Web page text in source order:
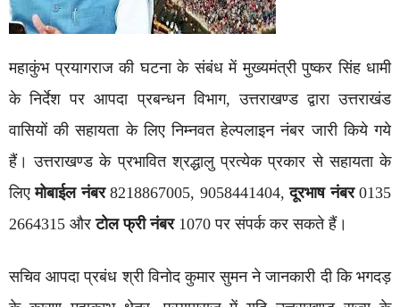
महाकुंभ प्रयागराज की घटना के संबंध में मुख्यमंत्री पुष्कर सिंह धामी
के निर्देश पर आपदा प्रबन्धन विभाग, उत्तराखण्ड द्वारा उत्तराखंड
वासियों की सहायता के लिए निम्नवत हेल्पलाइन नंबर जारी किये गये
हैं। उत्तराखण्ड के प्रभावित श्रद्धालु प्रत्येक प्रकार से सहायता के
लिएमोबाईल नंबर8218867005, 9058441404,दूरभाष नंबर0135
2664315 औरटोल फ्री नंबर1070 पर संपर्क कर सकते हैं।
सचिव आपदा प्रबंध श्री विनोद कुमार सुमन ने जानकारी दी कि भगदड़